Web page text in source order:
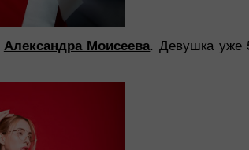
Александра Моисеева. Девушка уже